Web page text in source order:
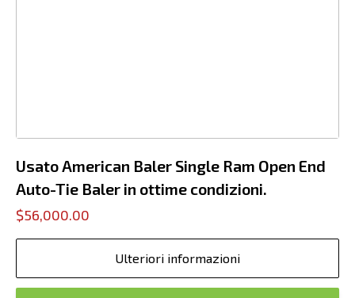
Usato American Baler Single Ram Open End
Auto-Tie Baler in ottime condizioni.
$56,000.00
Ulteriori informazioni